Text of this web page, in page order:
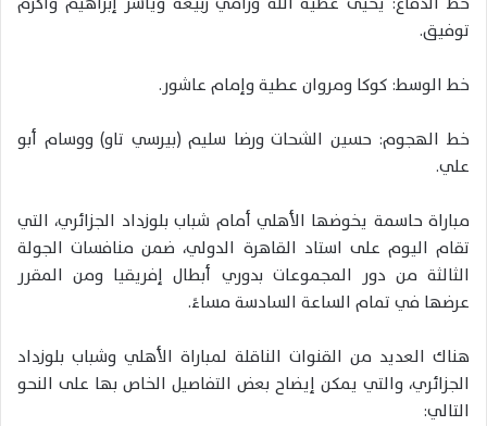
توفيق.
خط الوسط: كوكا ومروان عطية وإمام عاشور.
خط الهجوم: حسين الشحات ورضا سليم (بيرسي تاو) ووسام أبو
علي.
مباراة حاسمة يخوضها الأهلي أمام شباب بلوزداد الجزائري، التي
تقام اليوم على استاد القاهرة الدولي، ضمن منافسات الجولة
الثالثة من دور المجموعات بدوري أبطال إفريقيا ومن المقرر
عرضها في تمام الساعة السادسة مساءً.
هناك العديد من القنوات الناقلة لمباراة الأهلي وشباب بلوزداد
الجزائري، والتي يمكن إيضاح بعض التفاصيل الخاص بها على النحو
التالي: